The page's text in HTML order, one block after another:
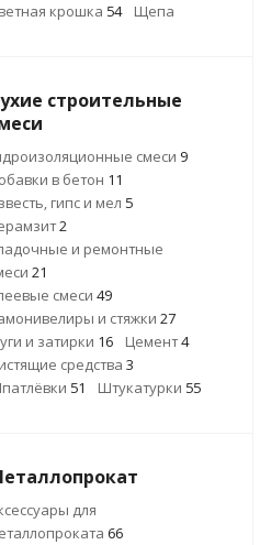
крошка 54 Щепа
строительные
смеси 9
в бетон 11
гипс и мел 5
2
и ремонтные
21
смеси 49
и стяжки 27
и затирки 16 Цемент4
средства 3
51 Штукатурки 55
для
66